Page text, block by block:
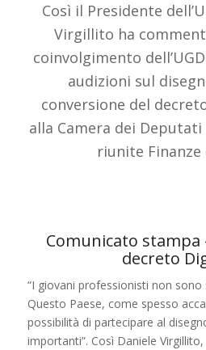
Così il Presidente
Virgillito ha
coinvolgimento
audizioni sul
conversione del
alla Camera dei
riunite Finanze
Comunicato stampa
decreto
“I giovani professionisti non
Questo Paese, come spesso
possibilità di partecipare al
importanti”. Così Daniele